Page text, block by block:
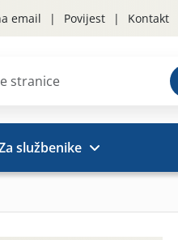
email Povijest Kontakt
službenike